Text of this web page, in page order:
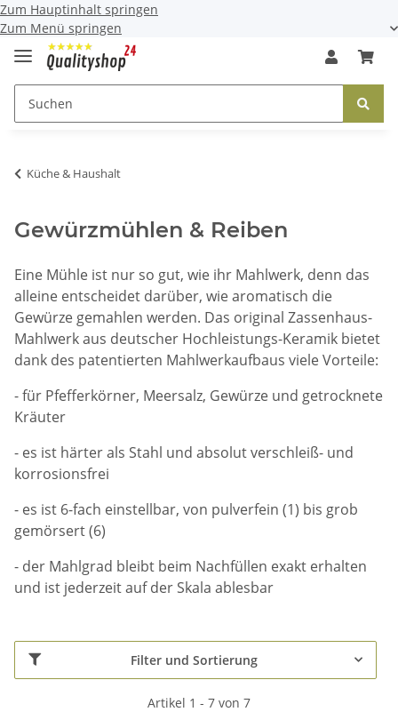
Zum Hauptinhalt springen
Zum Menü springen
Küche & Haushalt
Gewürzmühlen & Reiben
Eine Mühle ist nur so gut, wie ihr Mahlwerk, denn das
alleine entscheidet darüber, wie aromatisch die
Gewürze gemahlen werden. Das original Zassenhaus-
Mahlwerk aus deutscher Hochleistungs-Keramik bietet
dank des patentierten Mahlwerkaufbaus viele Vorteile:
- für Pfefferkörner, Meersalz, Gewürze und getrocknete
Kräuter
- es ist härter als Stahl und absolut verschleiß- und
korrosionsfrei
- es ist 6-fach einstellbar, von pulverfein (1) bis grob
gemörsert (6)
- der Mahlgrad bleibt beim Nachfüllen exakt erhalten
und ist jederzeit auf der Skala ablesbar
Filter und Sortierung
Artikel 1 - 7 von 7